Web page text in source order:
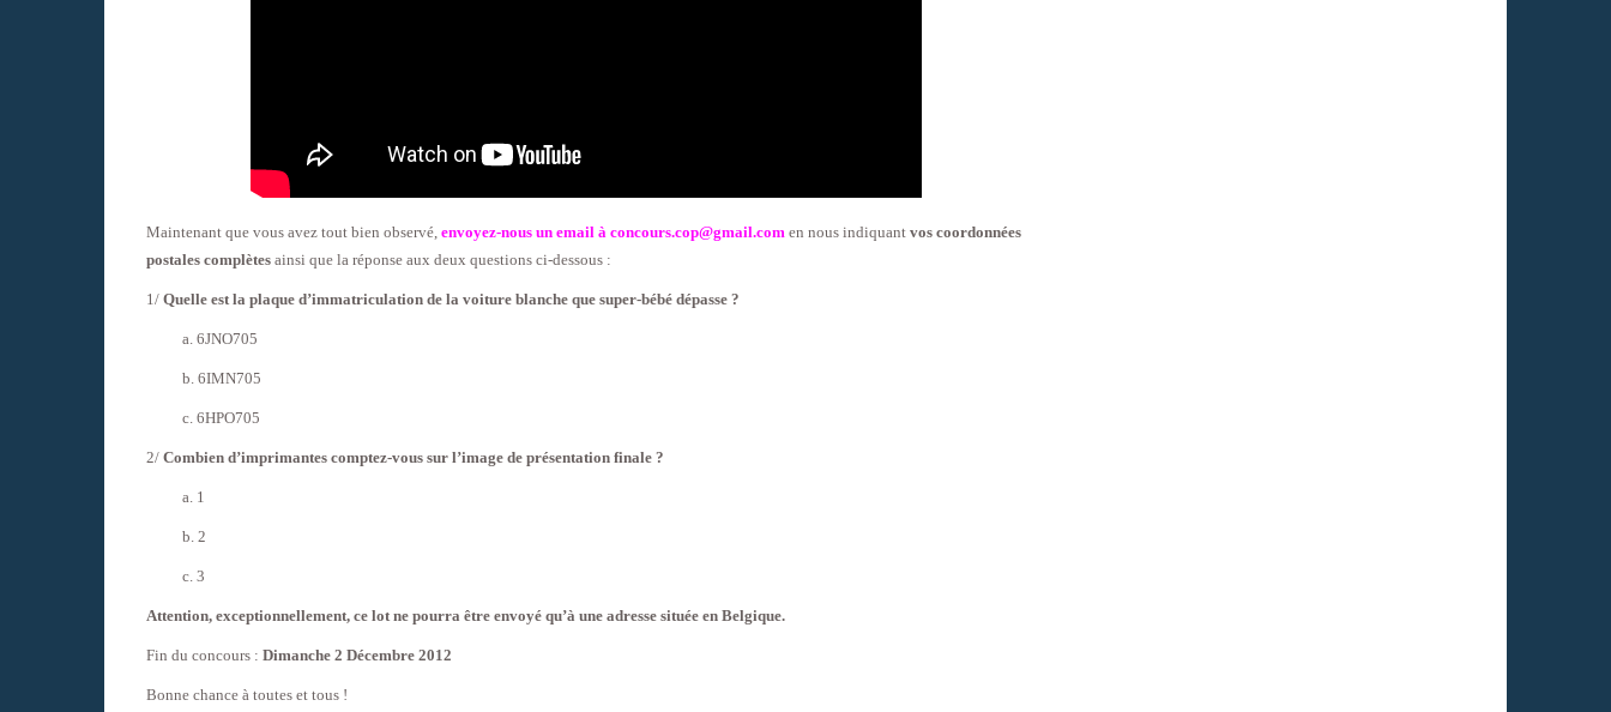
Maintenant que vous avez tout bien observé, envoyez-nous un email à concours.cop@gmail.com en nous indiquant vos coordonnées
postales complètes ainsi que la réponse aux deux questions ci-dessous :
1/ Quelle est la plaque d’immatriculation de la voiture blanche que super-bébé dépasse ?
a. 6JNO705
b. 6IMN705
c. 6HPO705
2/ Combien d’imprimantes comptez-vous sur l’image de présentation finale ?
a. 1
b. 2
c. 3
Attention, exceptionnellement, ce lot ne pourra être envoyé qu’à une adresse située en Belgique.
Fin du concours : Dimanche 2 Décembre 2012
Bonne chance à toutes et tous !